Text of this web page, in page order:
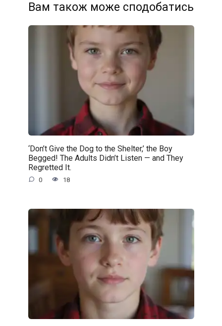
Вам також може сподобатись
‘Don’t Give the Dog to the Shelter,’ the Boy
Begged! The Adults Didn’t Listen — and They
Regretted It.
0 18